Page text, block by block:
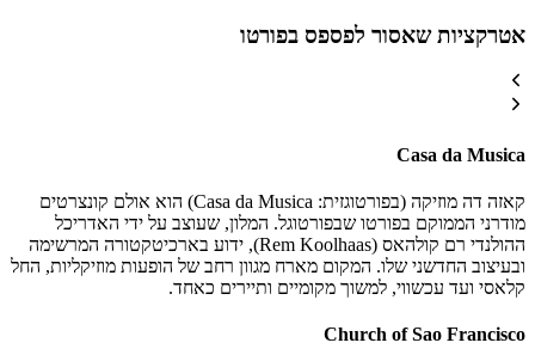
אטרקציות שאסור לפספס בפורטו
Casa da Musica
קאזה דה מוזיקה (בפורטוגזית: Casa da Musica) הוא אולם קונצרטים
מודרני הממוקם בפורטו שבפורטוגל. המלון, שעוצב על ידי האדריכל
ההולנדי רם קולהאס (Rem Koolhaas), ידוע בארכיטקטורה המרשימה
ובעיצוב החדשני שלו. המקום מארח מגוון רחב של הופעות מוזיקליות, החל
קלאסי ועד עכשווי, למשוך מקומיים ותיירים כאחד.
Church of Sao Francisco